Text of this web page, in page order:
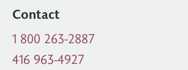
Contact
1 800 263-2887
416 963-4927